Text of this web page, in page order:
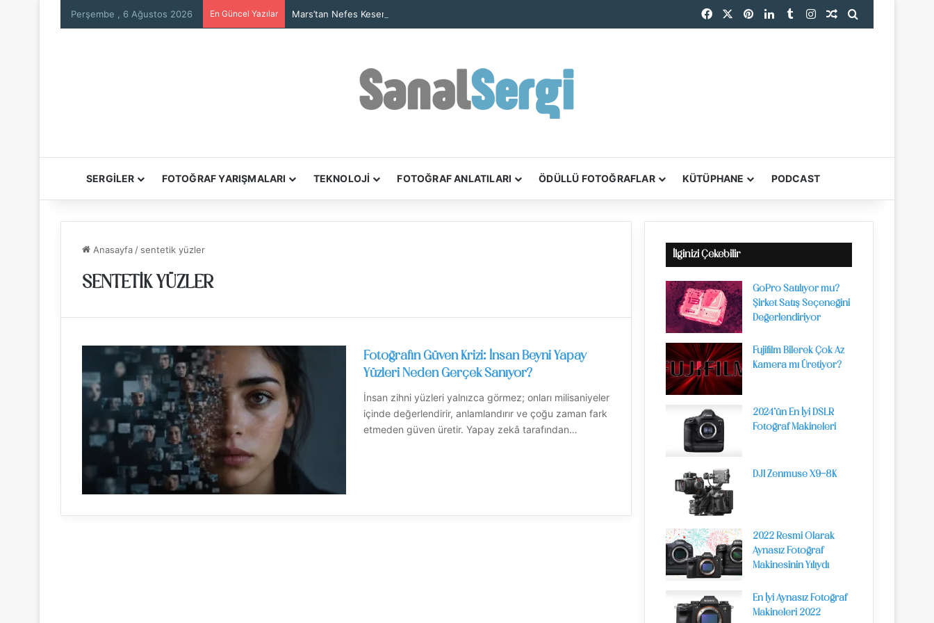
Perşembe , 6 Ağustos 2026 En Güncel Yazılar Mars’tan Nefes Kesen Kare: Yalnız Kaya Oluşumu Tüm Ayrıntılarıyla Görüntülendi Facebook PinterestLinkedInTumblrInstagramRastgele Makale
SERGİLER FOTOĞRAF YARIŞMALARI TEKNOLOJİ FOTOĞRAF ANLATILARI ÖDÜLLÜ FOTOĞRAFLAR KÜTÜPHANE PODCAST
Anasayfa / sentetik yüzler
SENTETIK YÜZLER
Fotoğrafın Güven Krizi: İnsan Beyni Yapay
Yüzleri Neden Gerçek Sanıyor?
İnsan zihni yüzleri yalnızca görmez; onları milisaniyeler
içinde değerlendirir, anlamlandırır ve çoğu zaman fark
etmeden güven üretir. Yapay zekâ tarafından…
İlginizi Çekebilir
GoPro Satılıyor mu?
Şirket Satış Seçeneğini
Değerlendiriyor
Fujifilm Bilerek Çok Az
Kamera mı Üretiyor?
2024’ün En İyi DSLR
Fotoğraf Makineleri
DJI Zenmuse X9-8K
2022 Resmi Olarak
Aynasız Fotoğraf
Makinesinin Yılıydı
En İyi Aynasız Fotoğraf
Makineleri 2022